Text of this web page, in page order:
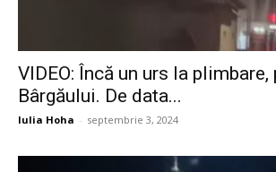
VIDEO: Încă un urs la plimbare,
Bârgăului. De data...
Iulia Hoha - septembrie 3, 2024